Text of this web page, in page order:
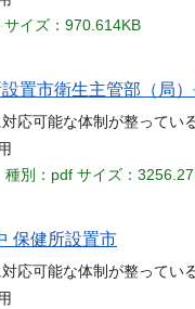
サイズ：970.614KB
置市衛生主管部（局
応可能な体制が整ってい
種別：pdf サイズ：
保健所設置市
応可能な体制が整ってい